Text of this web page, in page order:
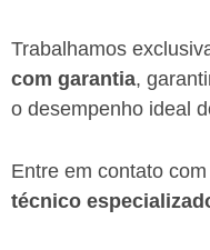
Trabalhamos
com garantia,
o desempenho ideal
Entre em contato
técnico